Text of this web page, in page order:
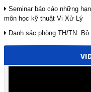
Seminar báo cáo những
môn học kỹ thuật Vi Xử Lý
Danh sác phòng TH/TN: